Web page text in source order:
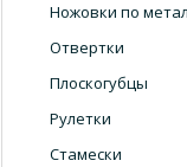
Ножовки по
Отвертки
Плоскогубцы
Рулетки
Стамески